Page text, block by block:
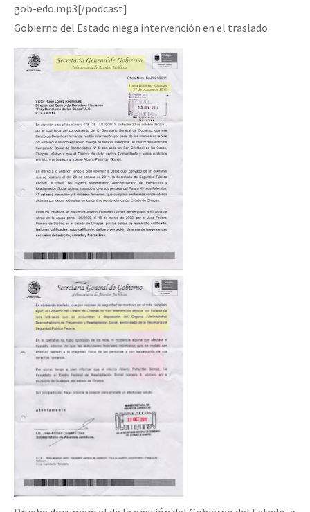
gob-edo.mp3[/podcast]
Gobierno del Estado niega intervención en el traslado